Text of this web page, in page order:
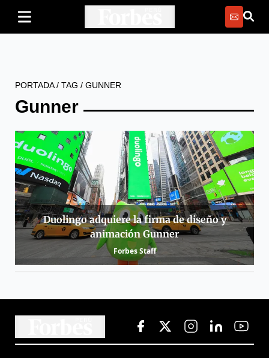
PORTADA/ TAG / GUNNER
Gunner
Duolingo adquiere la firma de diseño y
animación Gunner
Forbes Staff